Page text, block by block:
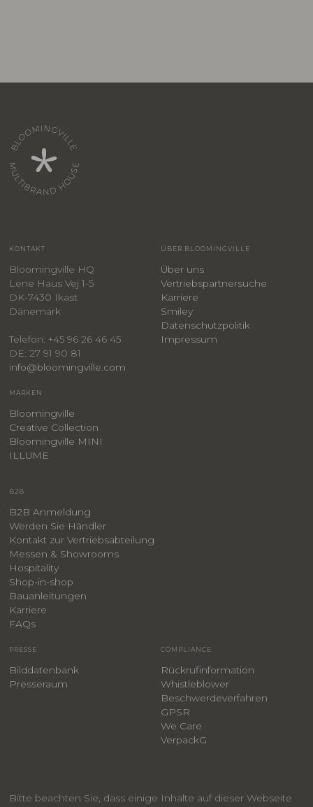
KONTAKT
Bloomingville HQ
Lene Haus Vej 1-5
DK-7430 Ikast
Dänemark
Telefon: +45 96 26 46 45
DE: 27 91 90 81
info@bloomingville.com
ÜBER BLOOMINGVILLE
Über uns
Vertriebspartnersuche
Karriere
Smiley
​Datenschutzpolitik
Impressum
MARKEN
Bloomingville
Creative Collection
Bloomingville MINI
ILLUME
B2B
B2B Anmeldung
Werden Sie Händler
Kontakt zur Vertriebsabteilung
Messen & Showrooms
Hospitality
Shop-in-shop
Bauanleitungen
​Karriere
FAQs
PRESSE
Bilddatenbank
Presseraum
COMPLIANCE
Rückrufinformation
Whistleblower
​Beschwerdeverfahren
GPSR
We Care
VerpackG
Bitte beachten Sie, dass einige Inhalte auf dieser Webseite